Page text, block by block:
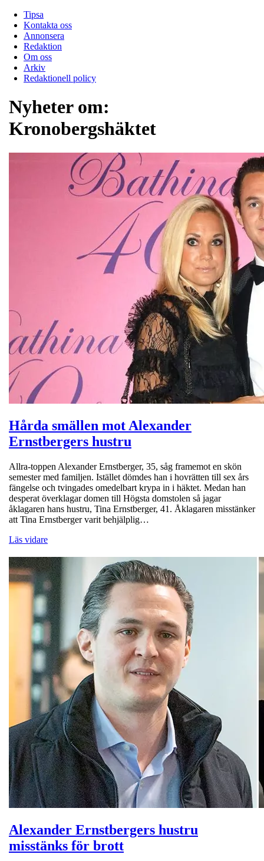
Tipsa
Kontakta oss
Annonsera
Redaktion
Om oss
Arkiv
Redaktionell policy
Nyheter om:
Kronobergshäktet
Hårda smällen mot Alexander
Ernstbergers hustru
Allra-toppen Alexander Ernstberger, 35, såg framemot en skön
semester med familjen. Istället dömdes han i hovrätten till sex års
fängelse och tvingades omedelbart krypa in i häktet. Medan han
desperat överklagar domen till Högsta domstolen så jagar
åklagaren hans hustru, Tina Ernstberger, 41. Åklagaren misstänker
att Tina Ernstberger varit behjälplig…
Läs vidare
Alexander Ernstbergers hustru
misstänks för brott